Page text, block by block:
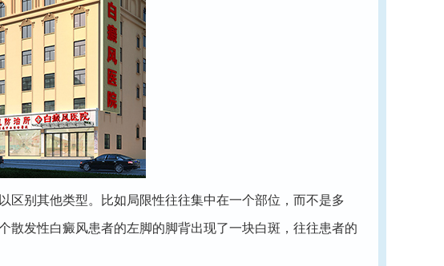
别其他类型。比如局限性往往集中在一个部位，而不是多
散发性白癜风患者的左脚的脚背出现了一块白斑，往往患者的